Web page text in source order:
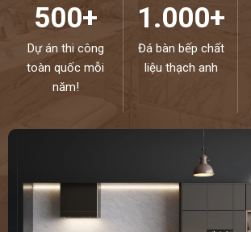
500+
Dự án thi công
toàn quốc mỗi
năm!
1.000+
Đá bàn bếp chất
liệu thạch anh